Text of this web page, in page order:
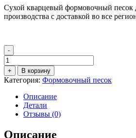
Сухой кварцевый формовочный песок
производства с доставкой во все
-
Количество
товара
Формовочный
кварцевый
песок
1К1О2025
+ В корзину
Категория: Формовочный песок
Описание
Детали
Отзывы (0)
Описание